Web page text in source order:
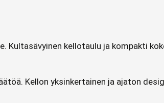
Kultasävyinen kellotaulu ja kompakti
Kellon yksinkertainen ja ajaton